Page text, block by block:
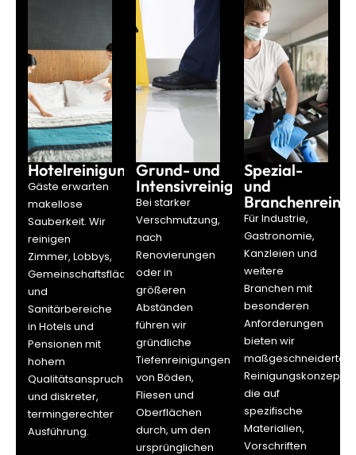
Hotelreinigung
Gäste erwarten
makellose
Sauberkeit. Wir
reinigen
Zimmer, Lobbys,
Gemeinschaftsflächen
und
Sanitärbereiche
in Hotels und
Pensionen mit
hohem
Qualitätsanspruch
und diskreter,
termingerechter
Ausführung.
Grund- und
Intensivreinigung
Bei starker
Verschmutzung,
nach
Renovierungen
oder in
größeren
Abständen
führen wir
gründliche
Tiefenreinigungen
von Böden,
Fliesen und
Oberflächen
durch, um den
ursprünglichen
Spezial-
und
Für Industrie,
Gastronomie,
Kanzleien und
weitere
Branchen mit
besonderen
Anforderungen
bieten wir
maßgeschneiderte
Reinigungskonzepte,
die auf
spezifische
Materialien,
Vorschriften